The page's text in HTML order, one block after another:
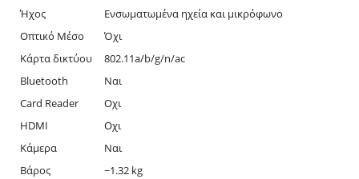
Ήχος
Ενσωματωμένα ηχεία και μικρόφωνο
Οπτικό Μέσο
Όχι
Κάρτα δικτύου
802.11a/b/g/n/ac
Bluetooth
Ναι
Card Reader
Οχι
HDMI
Οχι
Κάμερα
Ναι
Βάρος
~1.32 kg